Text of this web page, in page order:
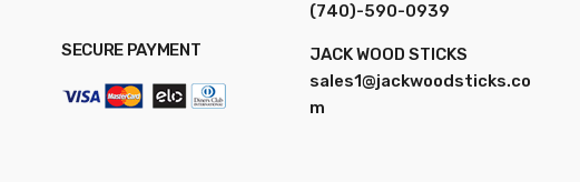
SECURE PAYMENT
(740)-590-0939
JACK WOOD STICKS
sales1@jackwoodsticks.co
m